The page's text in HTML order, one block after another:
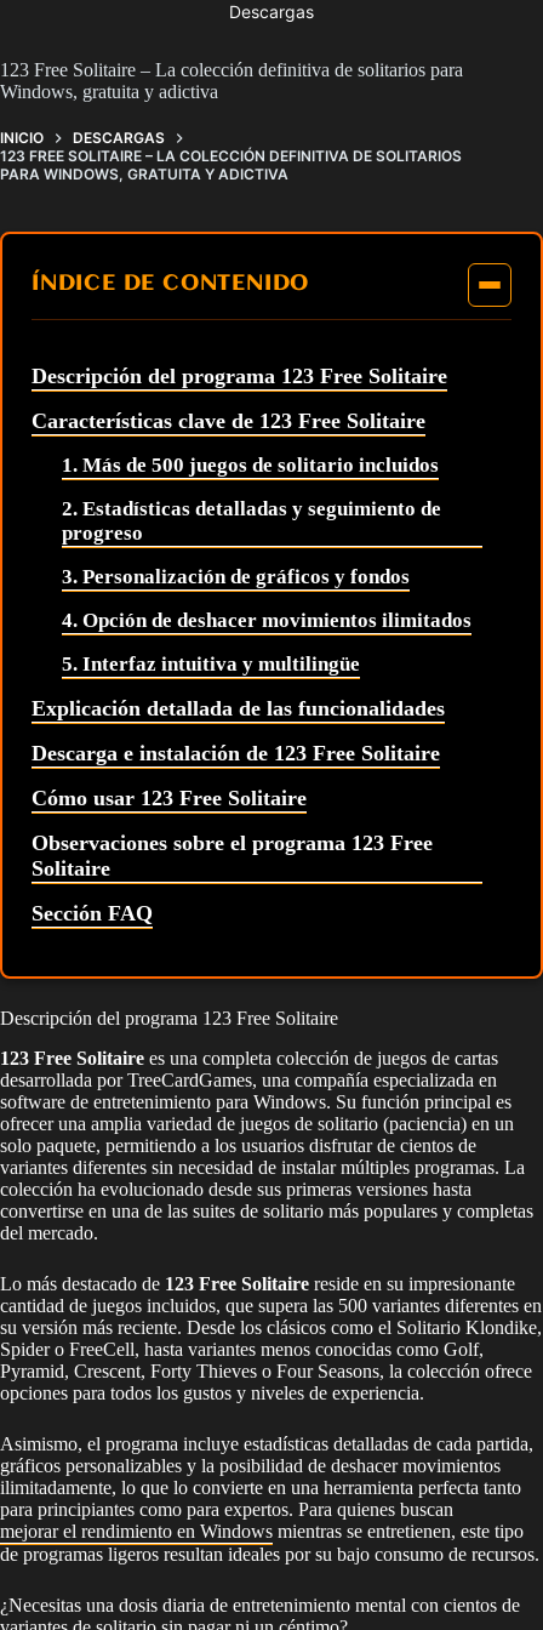
Descargas
123 Free Solitaire – La colección definitiva de solitarios para
Windows, gratuita y adictiva
INICIO
DESCARGAS
123 FREE SOLITAIRE – LA COLECCIÓN DEFINITIVA DE SOLITARIOS
PARA WINDOWS, GRATUITA Y ADICTIVA
ÍNDICE DE CONTENIDO
Descripción del programa 123 Free Solitaire
Características clave de 123 Free Solitaire
1. Más de 500 juegos de solitario incluidos
2. Estadísticas detalladas y seguimiento de
progreso
3. Personalización de gráficos y fondos
4. Opción de deshacer movimientos ilimitados
5. Interfaz intuitiva y multilingüe
Explicación detallada de las funcionalidades
Descarga e instalación de 123 Free Solitaire
Cómo usar 123 Free Solitaire
Observaciones sobre el programa 123 Free
Solitaire
Sección FAQ
Descripción del programa 123 Free Solitaire
123 Free Solitaire es una completa colección de juegos de cartas
desarrollada por TreeCardGames, una compañía especializada en
software de entretenimiento para Windows. Su función principal es
ofrecer una amplia variedad de juegos de solitario (paciencia) en un
solo paquete, permitiendo a los usuarios disfrutar de cientos de
variantes diferentes sin necesidad de instalar múltiples programas. La
colección ha evolucionado desde sus primeras versiones hasta
convertirse en una de las suites de solitario más populares y completas
del mercado.
Lo más destacado de 123 Free Solitaire reside en su impresionante
cantidad de juegos incluidos, que supera las 500 variantes diferentes en
su versión más reciente. Desde los clásicos como el Solitario Klondike,
Spider o FreeCell, hasta variantes menos conocidas como Golf,
Pyramid, Crescent, Forty Thieves o Four Seasons, la colección ofrece
opciones para todos los gustos y niveles de experiencia.
Asimismo, el programa incluye estadísticas detalladas de cada partida,
gráficos personalizables y la posibilidad de deshacer movimientos
ilimitadamente, lo que lo convierte en una herramienta perfecta tanto
para principiantes como para expertos. Para quienes buscan
mejorar el rendimiento en Windows mientras se entretienen, este tipo
de programas ligeros resultan ideales por su bajo consumo de recursos.
¿Necesitas una dosis diaria de entretenimiento mental con cientos de